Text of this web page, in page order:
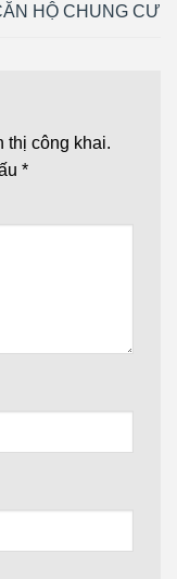
HỘ CHUNG CƯ
thị công khai.
*